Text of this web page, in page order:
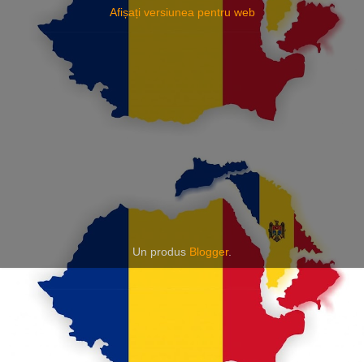
Afișați versiunea pentru web
Un produs Blogger.